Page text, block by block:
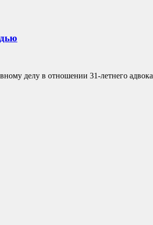
делу в отношении 31-летнего